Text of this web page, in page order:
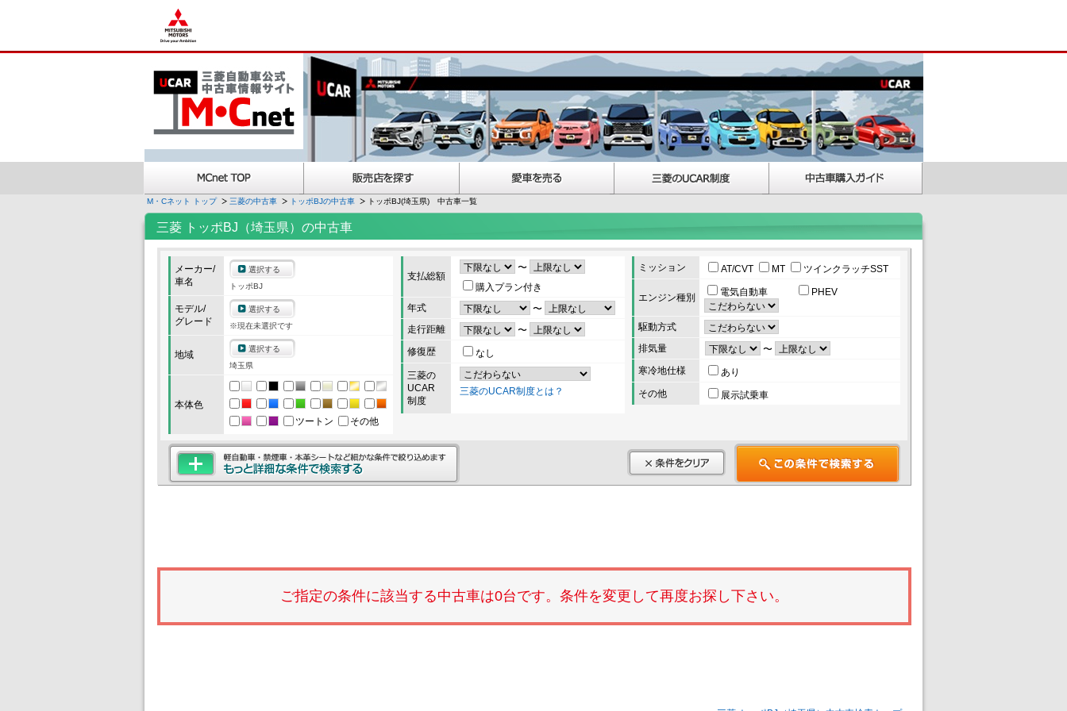
M・Cネット トップ 三菱の中古車 トッポBJの中古車 トッポBJ(埼玉県) 中古車一覧
三菱 トッポBJ（埼玉県）の中古車
メーカー/
車名
選択する
トッポBJ
モデル/
グレード
選択する
※現在未選択です
地域
選択する
埼玉県
本体色
ツートン
その他
支払総額
〜
購入プラン付き
年式
〜
走行距離
〜
修復歴
なし
三菱の
UCAR
制度
三菱のUCAR制度とは？
ミッション AT/CVT MT ツインクラッチSST
エンジン種別 電気自動車 PHEV
駆動方式
排気量
〜
寒冷地仕様
あり
その他
展示試乗車
ご指定の条件に該当する中古車は0台です。条件を変更して再度お探し下さい。